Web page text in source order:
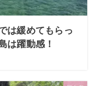
は緩めてもらっ
は躍動感！